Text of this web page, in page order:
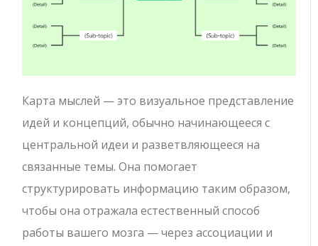
Карта мыслей — это визуальное представление
идей и концепций, обычно начинающееся с
центральной идеи и разветвляющееся на
связанные темы. Она помогает
структурировать информацию таким образом,
чтобы она отражала естественный способ
работы вашего мозга — через ассоциации и